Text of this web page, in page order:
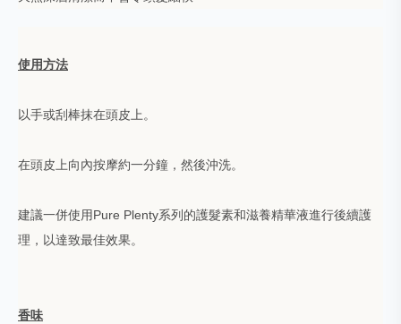
使用方法
以手或刮棒抹在頭皮上。
在頭皮上向內按摩約一分鐘，然後沖洗。
建議一併使用Pure Plenty系列的護髮素和滋養精華液進行後續護
理，以達致最佳效果。
香味